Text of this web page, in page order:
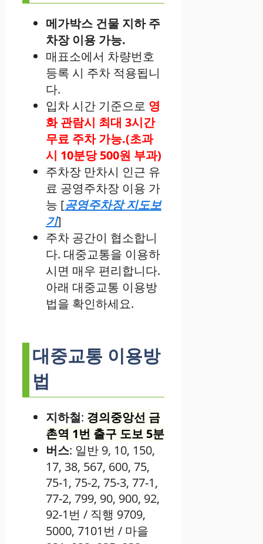
메가박스 건물 지하 주
차장 이용 가능.
매표소에서 차량번호
등록 시 주차 적용됩니
다.
입차 시간 기준으로 영
화 관람시 최대 3시간
무료 주차 가능.(초과
시 10분당 500원 부과)
주차장 만차시 인근 유
료 공영주차장 이용 가
능 [공영주차장 지도보
기]
주차 공간이 협소합니
다. 대중교통을 이용하
시면 매우 편리합니다.
아래 대중교통 이용방
법을 확인하세요.
대중교통 이용방
법
지하철: 경의중앙선 금
촌역 1번 출구 도보 5분
버스: 일반 9, 10, 150,
17, 38, 567, 600, 75,
75-1, 75-2, 75-3, 77-1,
77-2, 799, 90, 900, 92,
92-1번 / 직행 9709,
5000, 7101번 / 마을